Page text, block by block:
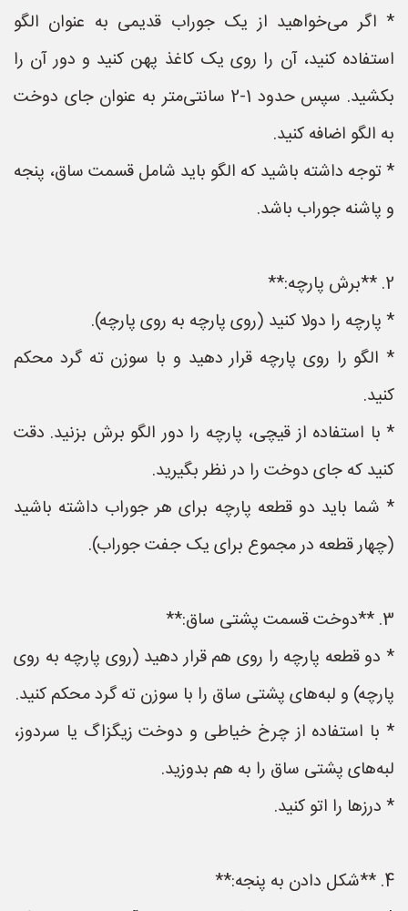
* اگر می‌خواهید از یک جوراب قدیمی به عنوان الگو
استفاده کنید، آن را روی یک کاغذ پهن کنید و دور آن را
بکشید. سپس حدود 1-2 سانتی‌متر به عنوان جای دوخت
به الگو اضافه کنید.
* توجه داشته باشید که الگو باید شامل قسمت ساق، پنجه
و پاشنه جوراب باشد.
2. **برش پارچه:**
* پارچه را دولا کنید (روی پارچه به روی پارچه).
* الگو را روی پارچه قرار دهید و با سوزن ته گرد محکم
کنید.
* با استفاده از قیچی، پارچه را دور الگو برش بزنید. دقت
کنید که جای دوخت را در نظر بگیرید.
* شما باید دو قطعه پارچه برای هر جوراب داشته باشید
(چهار قطعه در مجموع برای یک جفت جوراب).
3. **دوخت قسمت پشتی ساق:**
* دو قطعه پارچه را روی هم قرار دهید (روی پارچه به روی
پارچه) و لبه‌های پشتی ساق را با سوزن ته گرد محکم کنید.
* با استفاده از چرخ خیاطی و دوخت زیگزاگ یا سردوز،
لبه‌های پشتی ساق را به هم بدوزید.
* درزها را اتو کنید.
4. **شکل دادن به پنجه:**